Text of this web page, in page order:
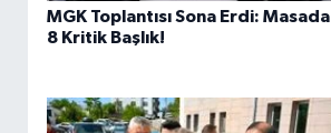
MGK Toplantısı Sona Erdi: Masada
8 Kritik Başlık!